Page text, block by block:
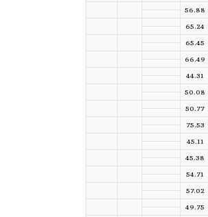
56.88
65.24
65.45
66.49
44.31
50.08
50.77
75.53
45.11
45.38
54.71
57.02
49.75